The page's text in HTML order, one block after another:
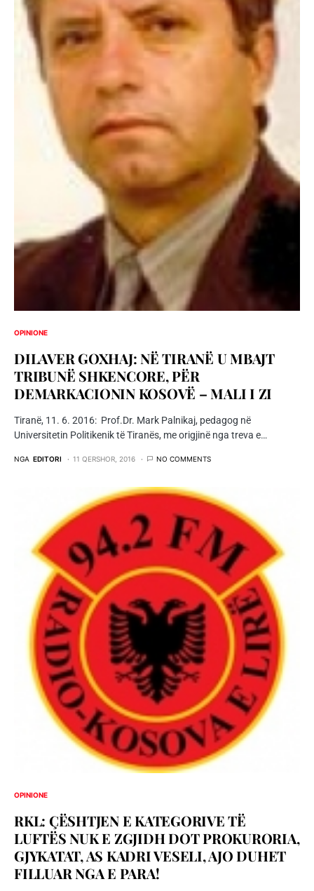
OPINIONE
DILAVER GOXHAJ: NË TIRANË U MBAJT
TRIBUNË SHKENCORE, PËR
DEMARKACIONIN KOSOVË – MALI I ZI
Tiranë, 11. 6. 2016: Prof.Dr. Mark Palnikaj, pedagog në
Universitetin Politikenik të Tiranës, me origjinë nga treva e…
NGA EDITORI 11 QERSHOR, 2016 NO COMMENTS
OPINIONE
RKL: ÇËSHTJEN E KATEGORIVE TË
LUFTËS NUK E ZGJIDH DOT PROKURORIA,
GJYKATAT, AS KADRI VESELI, AJO DUHET
FILLUAR NGA E PARA!